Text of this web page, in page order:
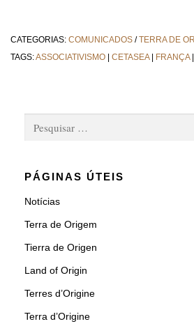
CATEGORIAS: COMUNICADOS /TERRA DE
TAGS:ASSOCIATIVISMO | CETASEA| FRANÇA|
PÁGINAS ÚTEIS
Notícias
Terra de Origem
Tierra de Origen
Land of Origin
Terres d’Origine
Terra d’Origine